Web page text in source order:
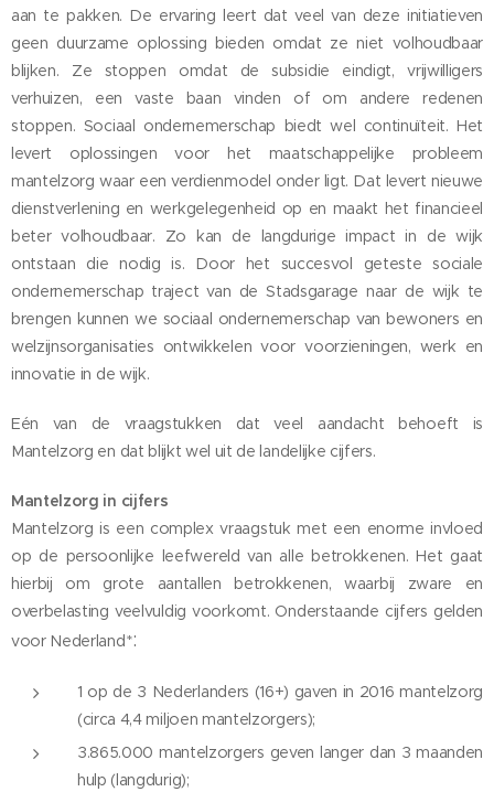
aan te pakken. De ervaring leert dat veel van deze initiatieven
geen duurzame oplossing bieden omdat ze niet volhoudbaar
blijken. Ze stoppen omdat de subsidie eindigt, vrijwilligers
verhuizen, een vaste baan vinden of om andere redenen
stoppen. Sociaal ondernemerschap biedt wel continuïteit. Het
levert oplossingen voor het maatschappelijke probleem
mantelzorg waar een verdienmodel onder ligt. Dat levert nieuwe
dienstverlening en werkgelegenheid op en maakt het financieel
beter volhoudbaar. Zo kan de langdurige impact in de wijk
ontstaan die nodig is. Door het succesvol geteste sociale
ondernemerschap traject van de Stadsgarage naar de wijk te
brengen kunnen we sociaal ondernemerschap van bewoners en
welzijnsorganisaties ontwikkelen voor voorzieningen, werk en
innovatie in de wijk.
Eén van de vraagstukken dat veel aandacht behoeft is
Mantelzorg en dat blijkt wel uit de landelijke cijfers.
Mantelzorg in cijfers
Mantelzorg is een complex vraagstuk met een enorme invloed
op de persoonlijke leefwereld van alle betrokkenen. Het gaat
hierbij om grote aantallen betrokkenen, waarbij zware en
overbelasting veelvuldig voorkomt. Onderstaande cijfers gelden
voor Nederland*:
1 op de 3 Nederlanders (16+) gaven in 2016 mantelzorg
(circa 4,4 miljoen mantelzorgers);
3.865.000 mantelzorgers geven langer dan 3 maanden
hulp (langdurig);